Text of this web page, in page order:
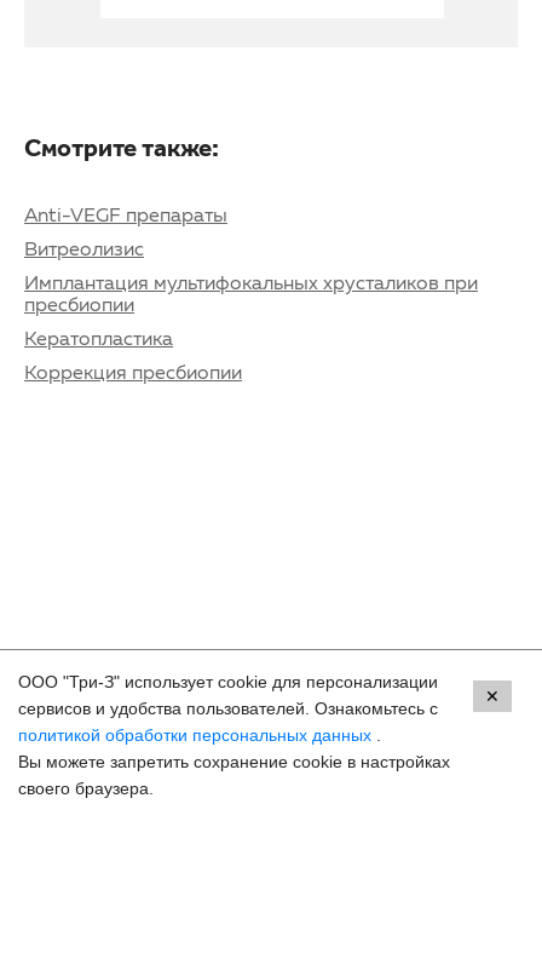
Задать вопрос
Смотрите также:
Anti-VEGF препараты
Витреолизис
Имплантация мультифокальных хрусталиков при
пресбиопии
Кератопластика
Коррекция пресбиопии
Контакты
Махачкала, пр.Имама Шамиля, д.24 а/1
8 (800) 250-33-30
ООО "Три-З" использует cookie для персонализации
сервисов и удобства пользователей. Ознакомьтесь с
политикой обработки персональных данных
Вы можете запретить сохранение cookie в настройках
своего браузера.
✕